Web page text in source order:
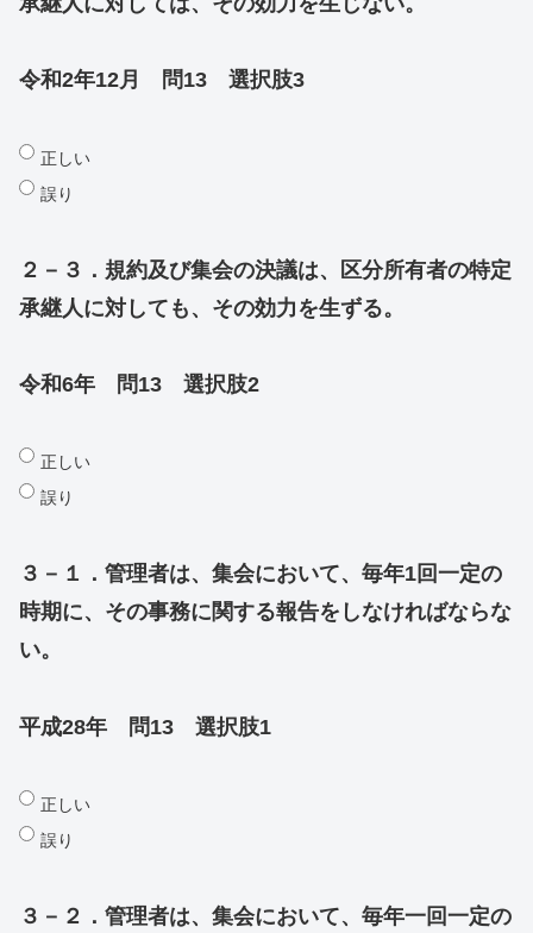
令和2年12月 問13 選択肢3
正しい
誤り
２－３．規約及び集会の決議は、区分所有者の特定
承継人に対しても、その効力を生ずる。
令和6年 問13 選択肢2
正しい
誤り
３－１．管理者は、集会において、毎年1回一定の
時期に、その事務に関する報告をしなければならな
い。
平成28年 問13 選択肢1
正しい
誤り
３－２．管理者は、集会において、毎年一回一定の